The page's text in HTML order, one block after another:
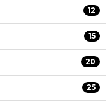
12
15
20
25